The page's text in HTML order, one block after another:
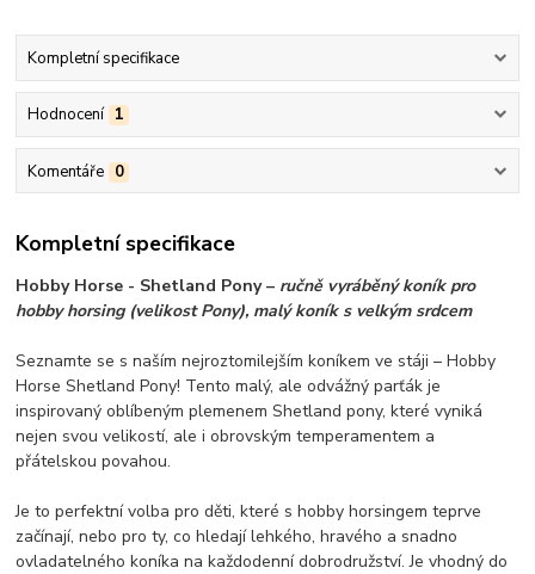
Kompletní specifikace
Hodnocení 1
Komentáře 0
Kompletní specifikace
Hobby Horse - Shetland Pony – ručně vyráběný koník pro
hobby horsing (velikost Pony), malý koník s velkým srdcem
Seznamte se s naším nejroztomilejším koníkem ve stáji – Hobby
Horse Shetland Pony! Tento malý, ale odvážný parťák je
inspirovaný oblíbeným plemenem Shetland pony, které vyniká
nejen svou velikostí, ale i obrovským temperamentem a
přátelskou povahou.
Je to perfektní volba pro děti, které s hobby horsingem teprve
začínají, nebo pro ty, co hledají lehkého, hravého a snadno
ovladatelného koníka na každodenní dobrodružství. Je vhodný do